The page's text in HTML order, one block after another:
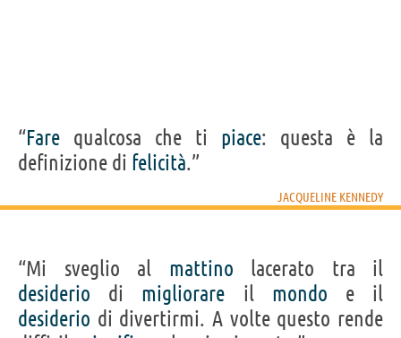
“Fare qualcosa che ti piace: questa è la
definizione di felicità.”
JACQUELINE KENNEDY
“Mi sveglio al mattino lacerato tra il
desiderio di migliorare il mondo e il
desiderio di divertirmi. A volte questo rende